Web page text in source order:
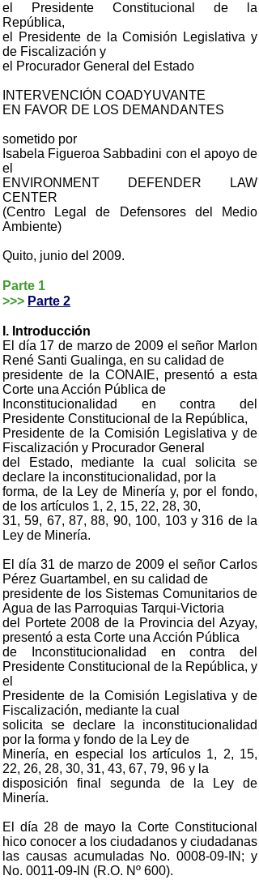
el Presidente Constitucional de la
República,
el Presidente de la Comisión Legislativa y
de Fiscalización y
el Procurador General del Estado
INTERVENCIÓN COADYUVANTE
EN FAVOR DE LOS DEMANDANTES
sometido por
Isabela Figueroa Sabbadini con el apoyo de
el
ENVIRONMENT DEFENDER LAW
CENTER
(Centro Legal de Defensores del Medio
Ambiente)
Quito, junio del 2009.
Parte 1
>>> Parte 2
I. Introducción
El día 17 de marzo de 2009 el señor Marlon
René Santi Gualinga, en su calidad de
presidente de la CONAIE, presentó a esta
Corte una Acción Pública de
Inconstitucionalidad en contra del
Presidente Constitucional de la República,
Presidente de la Comisión Legislativa y de
Fiscalización y Procurador General
del Estado, mediante la cual solicita se
declare la inconstitucionalidad, por la
forma, de la Ley de Minería y, por el fondo,
de los artículos 1, 2, 15, 22, 28, 30,
31, 59, 67, 87, 88, 90, 100, 103 y 316 de la
Ley de Minería.
El día 31 de marzo de 2009 el señor Carlos
Pérez Guartambel, en su calidad de
presidente de los Sistemas Comunitarios de
Agua de las Parroquias Tarqui-Victoria
del Portete 2008 de la Provincia del Azyay,
presentó a esta Corte una Acción Pública
de Inconstitucionalidad en contra del
Presidente Constitucional de la República, y
el
Presidente de la Comisión Legislativa y de
Fiscalización, mediante la cual
solicita se declare la inconstitucionalidad
por la forma y fondo de la Ley de
Minería, en especial los artículos 1, 2, 15,
22, 26, 28, 30, 31, 43, 67, 79, 96 y la
disposición final segunda de la Ley de
Minería.
El día 28 de mayo la Corte Constitucional
hico conocer a los ciudadanos y ciudadanas
las causas acumuladas No. 0008-09-IN; y
No. 0011-09-IN (R.O. Nº 600).